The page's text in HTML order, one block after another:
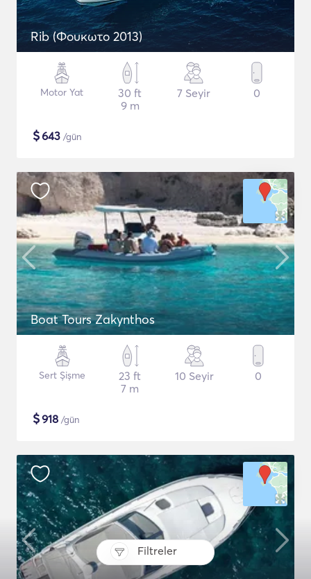
Filtreler
Rib (Φουκωτο 2013)
Motor Yat
30 ft
9 m
7 Seyir 0
$643 /gün
Boat Tours Zakynthos
Sert Şişme
23 ft
7 m
10 Seyir 0
$918 /gün